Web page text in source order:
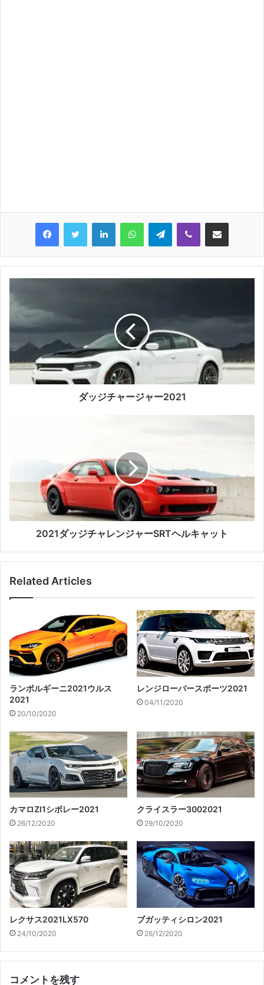
LinkedInWhatsAppTelegramViber Share via Email
ダッジチャージャー2021
2021ダッジチャレンジャーSRTヘルキャット
Related Articles
ランボルギーニ2021ウルス
2021
20/10/2020
レンジローバースポーツ2021
04/11/2020
カマロZl1シボレー2021
26/12/2020
クライスラー3002021
29/10/2020
レクサス2021LX570
24/10/2020
ブガッティシロン2021
26/12/2020
コメントを残す